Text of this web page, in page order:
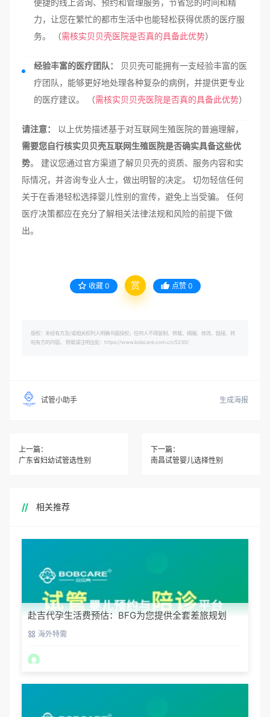
便捷的线上咨询、预约和管理服务，节省您的时间和精
力，让您在繁忙的都市生活中也能轻松获得优质的医疗服
务。 （需核实贝贝壳医院是否真的具备此优势）
经验丰富的医疗团队：
贝贝壳可能拥有一支经验丰富的医
疗团队，能够更好地处理各种复杂的病例，并提供更专业
的医疗建议。 （需核实贝贝壳医院是否真的具备此优势）
请注意：
以上优势描述基于对互联网生殖医院的普遍理解，
需要您自行核实贝贝壳互联网生殖医院是否确实具备这些优
势。 建议您通过官方渠道了解贝贝壳的资质、服务内容和实
际情况，并咨询专业人士，做出明智的决定。 切勿轻信任何
关于在香港轻松选择婴儿性别的宣传，避免上当受骗。 任何
医疗决策都应在充分了解相关法律法规和风险的前提下做
出。
收藏 0 赏 点赞 0
版权：未经有方及/或相关权利人明确书面授权，任何人不得复制、转载、摘编、修改、链接、转
帖有方的内容。 转载请注明出处：https://www.bobcare.com.cn/5230/
试管小助手 生成海报
上一篇：
广东省妇幼试管选性别
下一篇：
南昌试管婴儿选择性别
相关推荐
赴吉代孕生活费预估：BFG为您提供全套差旅规划
海外特需